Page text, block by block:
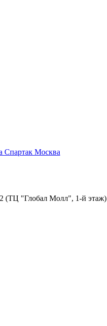
(ТЦ "Глобал Молл", 1-й этаж)